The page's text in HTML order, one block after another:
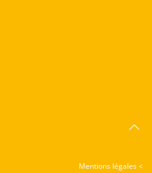
Mentions légales <